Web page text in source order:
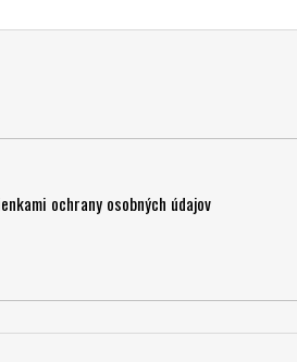
ochrany osobných údajov